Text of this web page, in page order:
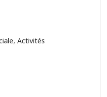
Activités